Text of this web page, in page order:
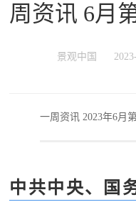
周资讯 6月
景观中国
一周资讯 2023年6月
中共中央、国